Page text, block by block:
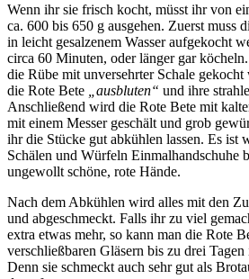
Wenn ihr sie frisch kocht, müsst ihr von
ca. 600 bis 650 g ausgehen. Zuerst muss
in leicht gesalzenem Wasser aufgekocht
circa 60 Minuten, oder länger gar
die Rübe mit unversehrter Schale
die Rote Bete
„ausbluten“ und ihre
Anschließend wird die Rote Bete mit
mit einem Messer geschält und grob
ihr die Stücke gut abkühlen lassen. Es ist
Schälen und Würfeln Einmalhandschuhe
ungewollt schöne, rote Hände.
Nach dem Abkühlen wird alles mit den
und abgeschmeckt. Falls ihr zu viel
extra etwas mehr, so kann man die Rote
verschließbaren Gläsern bis zu drei
Denn sie schmeckt auch sehr gut als